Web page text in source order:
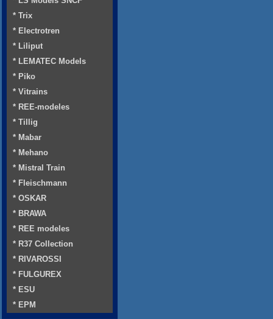
* Trix
* Electrotren
* Liliput
* LEMATEC Models
* Piko
* Vitrains
* REE-modeles
* Tillig
* Mabar
* Mehano
* Mistral Train
* Fleischmann
* OSKAR
* BRAWA
* REE modeles
* R37 Collection
* RIVAROSSI
* FULGUREX
* ESU
* EPM